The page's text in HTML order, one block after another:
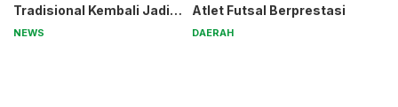
Tradisional Kembali Jadi
Magnet
NEWS
Atlet Futsal Berprestasi
DAERAH